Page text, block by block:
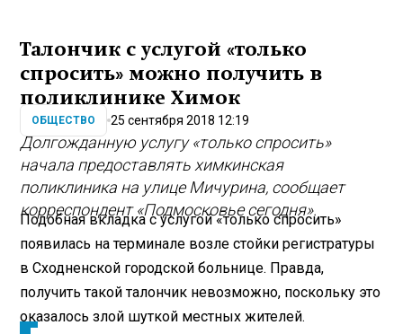
Талончик с услугой «только
спросить» можно получить в
поликлинике Химок
ОБЩЕСТВО 25 сентября 2018 12:19
Долгожданную услугу «только спросить»
начала предоставлять химкинская
поликлиника на улице Мичурина, сообщает
корреспондент «Подмосковье сегодня».
Подобная вкладка с услугой «только спросить»
появилась на терминале возле стойки регистратуры
в Сходненской городской больнице. Правда,
получить такой талончик невозможно, поскольку это
оказалось злой шуткой местных жителей.